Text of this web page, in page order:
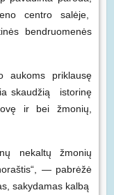
centro salėje,
bendruomenės
aukoms priklausę
skaudžią istorinę
ir bei žmonių,
nekaltų žmonių
— pabrėžė
sakydamas kalbą